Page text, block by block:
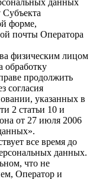
данных
форме,
почты Оператора
физическим лицом
обработку
продолжить
согласия
указанных в
2 статьи 10 и
от 27 июля 2006
все время до
данных.
что не
Оператор и